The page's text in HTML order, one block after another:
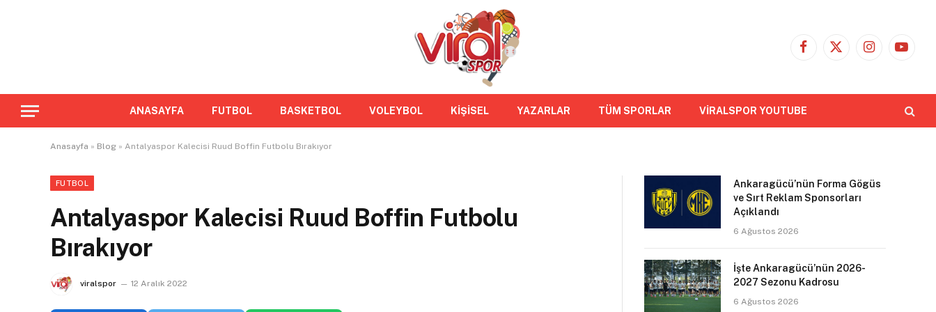
Facebook
X
Instagram
ANASAYFA FUTBOL BASKETBOL VOLEYBOL KİŞİSEL YAZARLAR TÜM SPORLAR VİRALSPOR YOUTUBE
Anasayfa » Blog » Antalyaspor Kalecisi Ruud Boffin Futbolu Bırakıyor
FUTBOL
Antalyaspor Kalecisi Ruud Boffin Futbolu
Bırakıyor
viralspor 12 Aralık 2022
Ankaragücü’nün Forma Gögüs
ve Sırt Reklam Sponsorları
Açıklandı
6 Ağustos 2026
İşte Ankaragücü’nün 2026-
2027 Sezonu Kadrosu
6 Ağustos 2026